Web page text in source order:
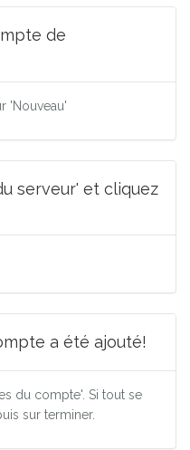
de
'Nouveau'
serveur' et cliquez
a été ajouté!
du compte'. Si tout se
sur terminer.